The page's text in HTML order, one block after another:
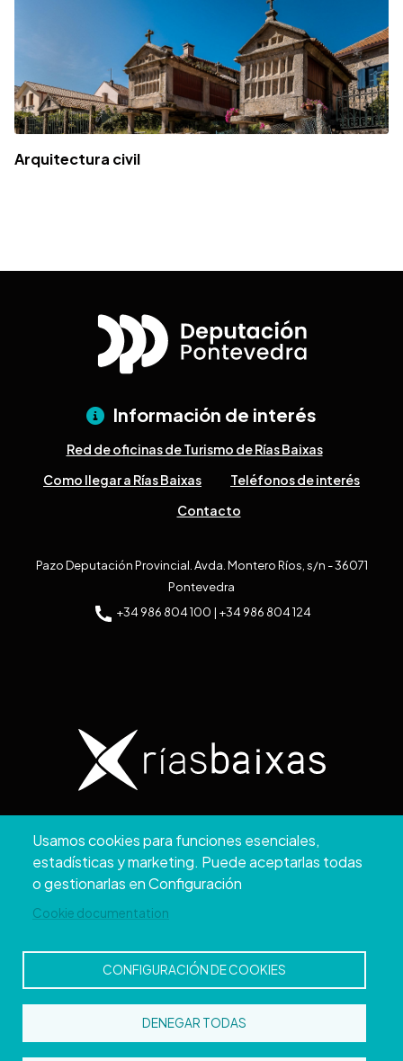
Arquitectura civil
Usamos cookies para funciones esenciales,
estadísticas y marketing. Puede aceptarlas todas
o gestionarlas en Configuración
Cookie documentation
CONFIGURACIÓN DE COOKIES
DENEGAR TODAS
Información de interés
Red de oficinas de Turismo de Rías Baixas
Como llegar a Rías Baixas
Teléfonos de interés
Contacto
Pazo Deputación Provincial. Avda. Montero Ríos, s/n - 36071
Pontevedra
+34 986 804 100 | +34 986 804 124
Copyright © 2026. Diputación de Pontevedra.
Reservados todos los derechos
Aviso
Accesibilidad Protección de